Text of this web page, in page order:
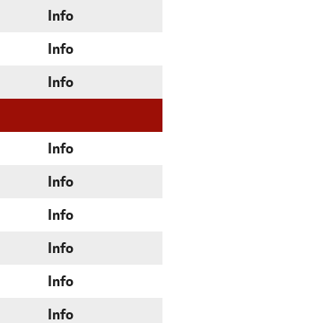
Info
Info
Info
Info
Info
Info
Info
Info
Info